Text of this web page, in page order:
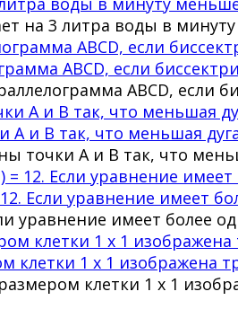
на 3 литра воды в
ABCD, если
ABCD, если
и B так, что меньшая
точки A и B так, что
Если уравнение имеет
уравнение имеет
клетки 1 х 1 изображена
клетки 1 х 1